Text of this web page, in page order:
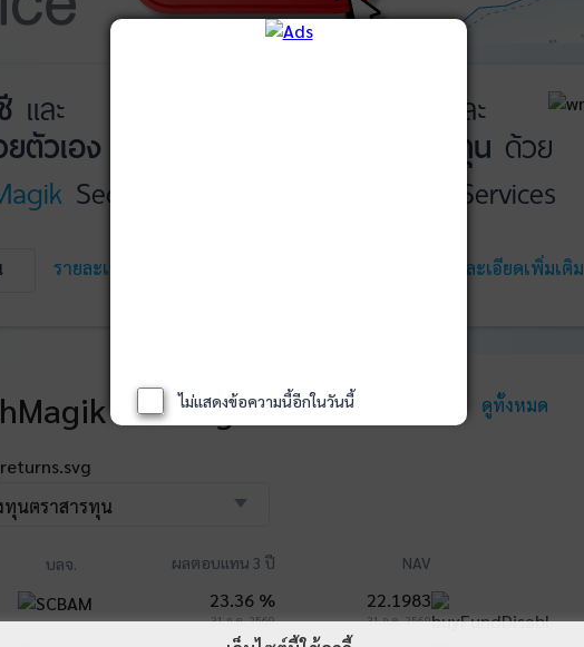
และ
ตัวเอง
Securities
รายละเอียดเพิ่มเติม
และ
ติดตามการลงทุน ด้วย
Services
รายละเอียดเพิ่มเติม
Rankings ดูทั้งหมด
ทุนตราสารทุน
บลจ. ผลตอบแทน 3 ปี NAV
23.36 %
31 ก.ค. 2569
22.1983
31 ก.ค. 2569
ไม่แสดงข้อความนี้อีกในวันนี้